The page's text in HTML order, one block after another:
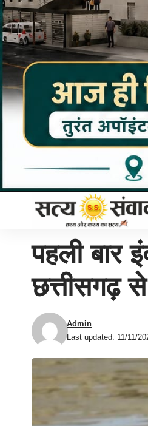
पहली बार
छत्तीसगढ़
Last updated: 11/11/
Admin